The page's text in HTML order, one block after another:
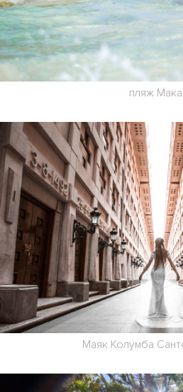
пляж
Маяк Колумба